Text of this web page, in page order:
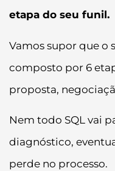
etapa do seu funil.
Vamos supor que o
composto por 6
proposta,
Nem todo SQL vai
diagnóstico,
perde no processo.